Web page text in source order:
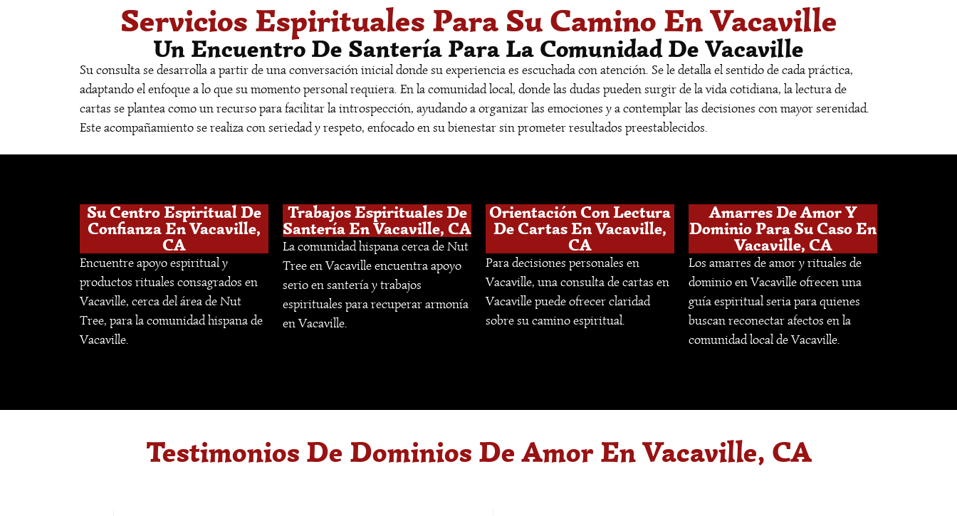
Servicios Espirituales Para Su Camino En Vacaville
Un Encuentro De Santería Para La Comunidad De Vacaville
Su consulta se desarrolla a partir de una conversación inicial donde su experiencia es escuchada con atención. Se le detalla el sentido de cada práctica,
adaptando el enfoque a lo que su momento personal requiera. En la comunidad local, donde las dudas pueden surgir de la vida cotidiana, la lectura de
cartas se plantea como un recurso para facilitar la introspección, ayudando a organizar las emociones y a contemplar las decisiones con mayor serenidad.
Este acompañamiento se realiza con seriedad y respeto, enfocado en su bienestar sin prometer resultados preestablecidos.
Su Centro Espiritual De
Confianza En Vacaville,
CA
Encuentre apoyo espiritual y
productos rituales consagrados en
Vacaville, cerca del área de Nut
Tree, para la comunidad hispana de
Vacaville.
Trabajos Espirituales De
Santería En Vacaville, CA
La comunidad hispana cerca de Nut
Tree en Vacaville encuentra apoyo
serio en santería y trabajos
espirituales para recuperar armonía
en Vacaville.
Orientación Con Lectura
De Cartas En Vacaville,
CA
Para decisiones personales en
Vacaville, una consulta de cartas en
Vacaville puede ofrecer claridad
sobre su camino espiritual.
Amarres De Amor Y
Dominio Para Su Caso En
Vacaville, CA
Los amarres de amor y rituales de
dominio en Vacaville ofrecen una
guía espiritual seria para quienes
buscan reconectar afectos en la
comunidad local de Vacaville.
Testimonios De Dominios De Amor En Vacaville, CA